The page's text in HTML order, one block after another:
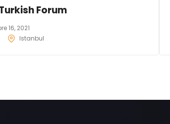
Forum
16, 2021
Istanbul